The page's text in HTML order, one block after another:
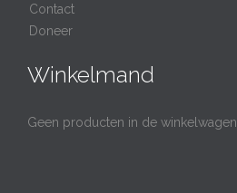
Contact
Doneer
Winkelmand
Geen producten in de winkelwagen.